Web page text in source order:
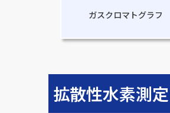
ガスクロマトグラフ
拡散性水素測